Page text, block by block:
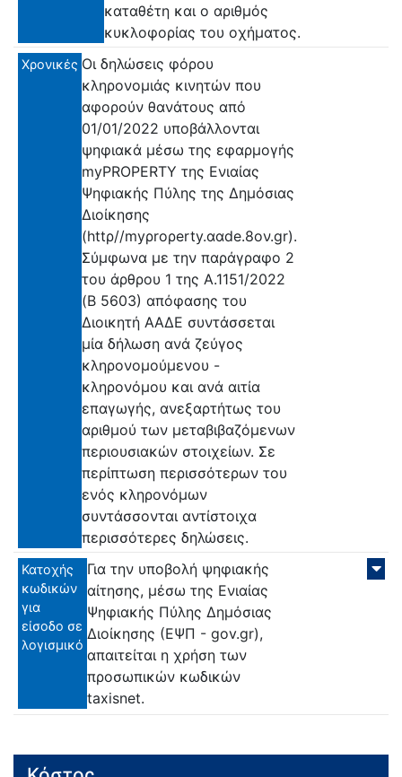
καταθέτη και ο αριθμός
κυκλοφορίας του οχήματος.
Χρονικές Οι δηλώσεις φόρου
κληρονομιάς κινητών που
αφορούν θανάτους από
01/01/2022 υποβάλλονται
ψηφιακά μέσω της εφαρμογής
myΡRΟΡΕRΤΥ της Ενιαίας
Ψηφιακής Πύλης της Δημόσιας
Διοίκησης
(httρ//myρrορerty.ααde.8ον.gr).
Σύμφωνα με την παράγραφο 2
του άρθρου 1 της Α.1151/2022
(Β 5603) απόφασης του
Διοικητή ΑΑΔΕ συντάσσεται
μία δήλωση ανά ζεύγος
κληρονομούμενου -
κληρονόμου και ανά αιτία
επαγωγής, ανεξαρτήτως του
αριθμού των μεταβιβαζόμενων
περιουσιακών στοιχείων. Σε
περίπτωση περισσότερων του
ενός κληρονόμων
συντάσσονται αντίστοιχα
περισσότερες δηλώσεις.
Κατοχής
κωδικών
για
είσοδο σε
λογισμικό
Για την υποβολή ψηφιακής
αίτησης, μέσω της Ενιαίας
Ψηφιακής Πύλης Δημόσιας
Διοίκησης (ΕΨΠ - gov.gr),
απαιτείται η χρήση των
προσωπικών κωδικών
taxisnet.